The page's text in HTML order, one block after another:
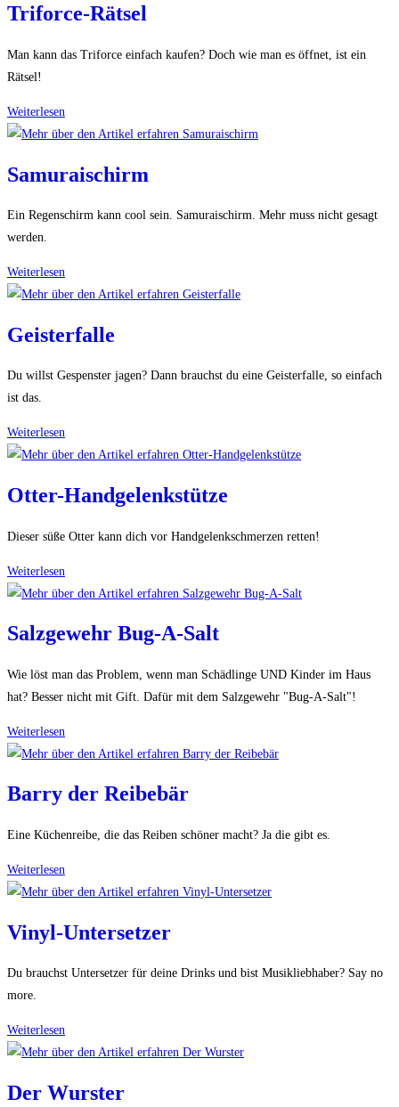
aus-
einzuklappen
Triforce-Rätsel
Man kann das Triforce einfach kaufen? Doch wie man es öffnet, ist ein
Rätsel!
Weiterlesen
Rätsel
Samuraischirm
Ein Regenschirm kann cool sein. Samuraischirm. Mehr muss nicht gesagt
werden.
Weiterlesen
Geisterfalle
Du willst Gespenster jagen? Dann brauchst du eine Geisterfalle, so einfach
ist das.
Weiterlesen
Otter-Handgelenkstütze
Dieser süße Otter kann dich vor Handgelenkschmerzen retten!
Weiterlesen
Handgelenkstütze
Salzgewehr Bug-A-Salt
Wie löst man das Problem, wenn man Schädlinge UND Kinder im Haus
hat? Besser nicht mit Gift. Dafür mit dem Salzgewehr "Bug-A-Salt"!
Weiterlesen
Bug-
Salt
Barry der Reibebär
Eine Küchenreibe, die das Reiben schöner macht? Ja die gibt es.
Weiterlesen
der
Vinyl-Untersetzer
Du brauchst Untersetzer für deine Drinks und bist Musikliebhaber? Say no
more.
Weiterlesen
Untersetzer
Der Wurster